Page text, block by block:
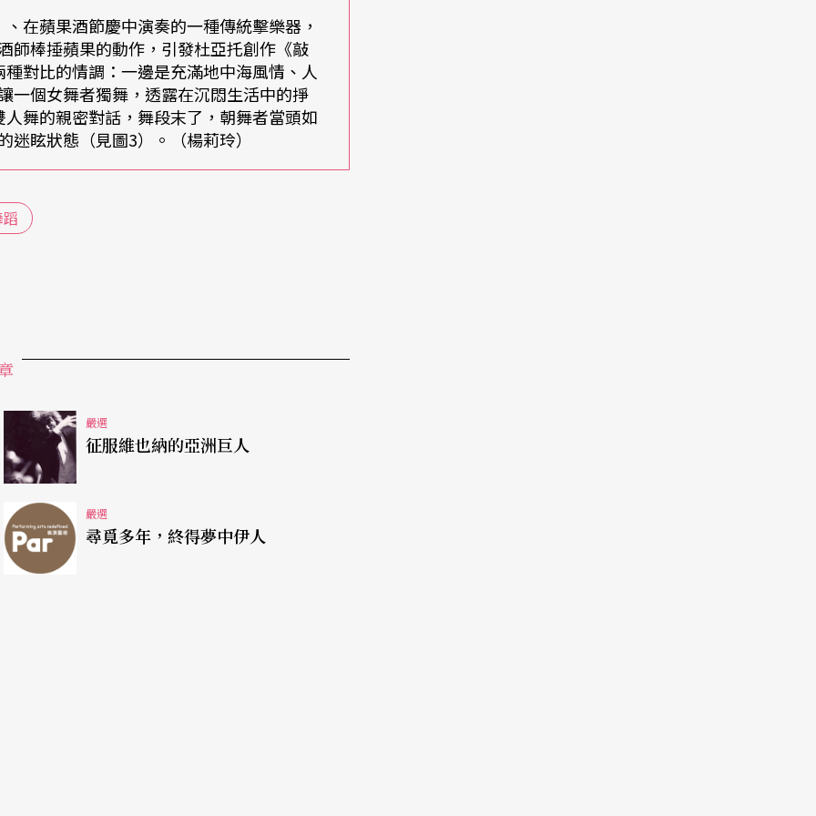
（本刊編輯 楊莉玲）
rayas2/rayas2.html
在蘋果酒節慶中演奏的一種傳統擊樂器，
師棒捶蘋果的動作，引發杜亞托創作《敲
對比的情調：一邊是充滿地中海風情、人
一個女舞者獨舞，透露在沉悶生活中的掙
舞的親密對話，舞段末了，朝舞者當頭如
眩狀態（見圖3）。（楊莉玲）
嚴選
征服維也納的亞洲巨人
嚴選
尋覓多年，終得夢中伊人